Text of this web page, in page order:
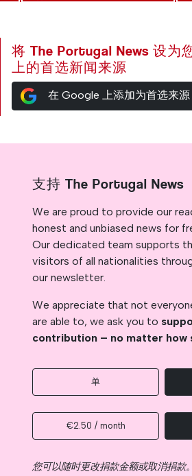
将 The Portugal News 设为
上的首选新闻来源
在 Google 上添加为首选来源
支持 The Portugal News
We are proud to provide our
honest and unbiased news for
Our dedicated team supports
visitors of all nationalities
our newsletter.
We appreciate that not
are able to, we ask you to
contribution – no matter how
单
€2.50 / month
您可以随时更改捐款金额或取消捐款。